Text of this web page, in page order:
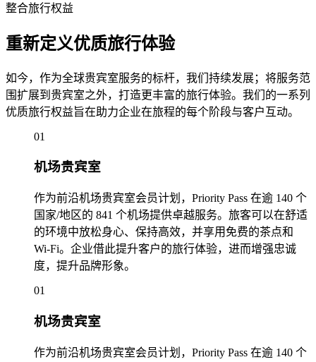
整合旅行权益
重新定义优质旅行体验
如今，作为全球贵宾室服务的标杆，我们持续发展；将服务范
围扩展到贵宾室之外，打造更丰富的旅行体验。我们的一系列
优质旅行权益旨在助力企业在旅程的每个阶段与客户互动。
01
机场贵宾室
作为前沿机场贵宾室会员计划，Priority Pass 在逾 140 个
国家/地区的 841 个机场提供卓越服务。旅客可以在舒适
的环境中放松身心、保持高效，并享用免费的茶点和
Wi-Fi。企业借此提升客户的旅行体验，进而增强忠诚
度，提升品牌形象。
01
机场贵宾室
作为前沿机场贵宾室会员计划，Priority Pass 在逾 140 个